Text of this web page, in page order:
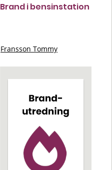
Brand i bensinstation
Fransson Tommy